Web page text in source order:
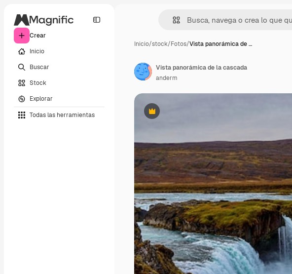
Crear
Inicio
Buscar
Stock
Explorar
Todas las herramientas
Inicio/stock/Fotos/Vista panorámica de …
Premium
Vista panorámica de la cascada
anderm